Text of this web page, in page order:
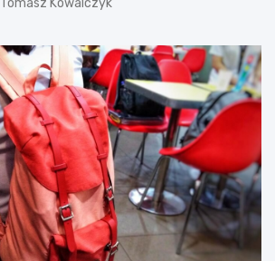
Tomasz Kowalczyk